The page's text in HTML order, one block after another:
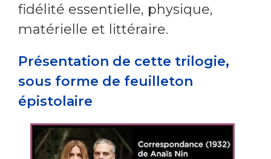
fidélité essentielle, physique,
matérielle et littéraire.
Présentation de cette trilogie,
sous forme de feuilleton
épistolaire